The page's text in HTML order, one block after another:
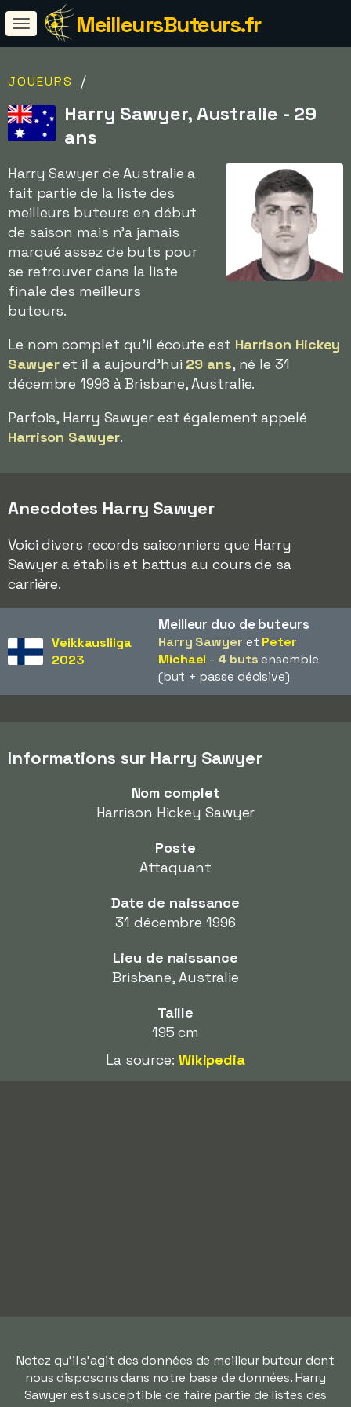
MeilleursButeurs.fr
JOUEURS /
Harry Sawyer, Australie - 29
ans
Harry Sawyer de Australie a
fait partie de la liste des
meilleurs buteurs en début
de saison mais n'a jamais
marqué assez de buts pour
se retrouver dans la liste
finale des meilleurs
buteurs.
Le nom complet qu'il écoute est Harrison Hickey
Sawyeret il a aujourd'hui 29 ans, né le 31
décembre 1996 à Brisbane, Australie.
Parfois, Harry Sawyer est également appelé
Harrison Sawyer.
Anecdotes Harry Sawyer
Voici divers records saisonniers que Harry
Sawyer a établis et battus au cours de sa
carrière.
Veikkausliiga
2023
Meilleur duo de buteurs
Harry Sawyer et Peter
Michael - 4 butsensemble
(but + passe décisive)
Informations sur Harry Sawyer
Nom complet
Harrison Hickey Sawyer
Poste
Attaquant
Date de naissance
31 décembre 1996
Lieu de naissance
Brisbane, Australie
Taille
195 cm
La source: Wikipedia
Notez qu'il s'agit des données de meilleur buteur dont
nous disposons dans notre base de données. Harry
Sawyer est susceptible de faire partie de listes des